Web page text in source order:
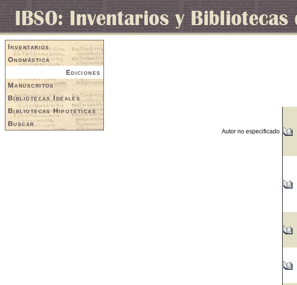
Inventarios
Onomástica
Ediciones
Manuscritos
Bibliotecas Ideales
Bibliotecas Hipotéticas
Buscar
Autor no especificado